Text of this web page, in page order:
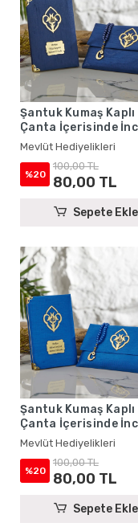
Şantuk Kumaş Kaplı
Çanta İçerisinde
Tesbihli Lacivert
Şantuk Yasin Kitabı
Mevlüt Hediyelikleri
Mevlüt Hediyelikleri
%20
100,00 TL
80,00 TL
Sepete Ekle
Şantuk Kumaş Kaplı
Çanta İçerisinde
Tesbihli Saks Mavisi
Renkli Şantuk Yasin
Kitabı Seti - Mevlüt
Hediyelikleri
Mevlüt Hediyelikleri
%20
100,00 TL
80,00 TL
Sepete Ekle